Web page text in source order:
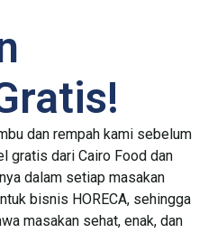
dan rempah kami sebelum
gratis dari Cairo Food dan
dalam setiap masakan
bisnis HORECA, sehingga
masakan sehat, enak, dan